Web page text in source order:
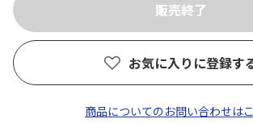
お気に入りに登録す
商品についてのお問い合わせは